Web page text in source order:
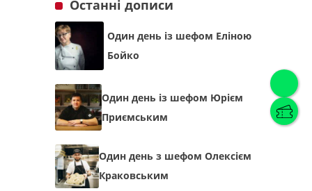
Українська(Українська
Українська
Останні дописи
Один день із шефом Еліною
Бойко
Один день із шефом Юрієм
Приємським
Один день з шефом Олексієм
Краковським